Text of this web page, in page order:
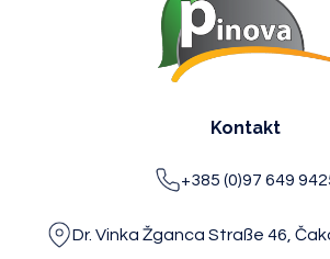
Kontakt
+385 (0)97 649
Dr. Vinka Žganca Straße 46,